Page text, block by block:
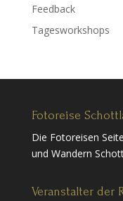
Feedback
Tagesworkshops
Fotoreise
Die Fotoreisen
und Wandern
Veranstalter der